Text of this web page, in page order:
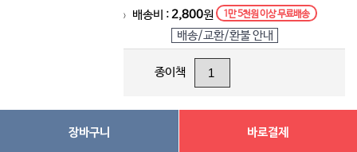
> 배송비 :2,800원 1만 5천원 이상 무료배송
배송/교환/환불 안내
종이책
장바구니 바로결제